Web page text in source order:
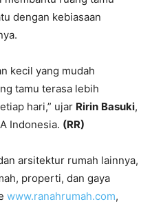
dengan kebiasaan
kecil yang mudah
tamu terasa lebih
hari,” ujar Ririn Basuki,
Indonesia. (RR)
arsitektur rumah lainnya,
properti, dan gaya
www.ranahrumah.com,